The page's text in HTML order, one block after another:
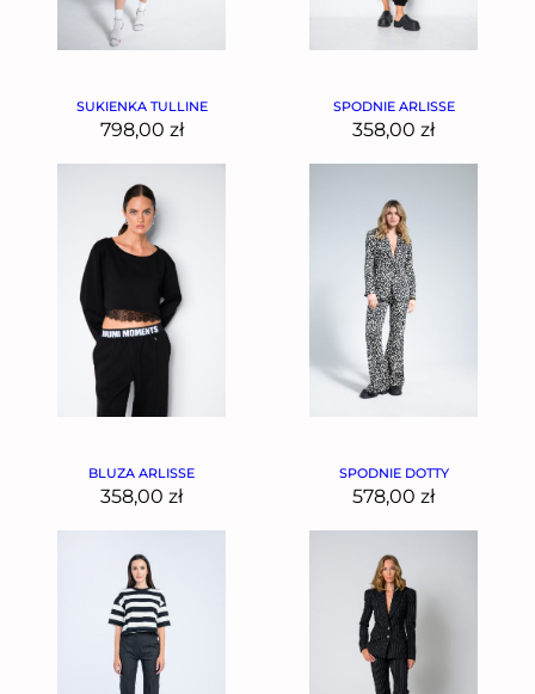
SUKIENKA TULLINE
798,00 zł
SPODNIE ARLISSE
358,00 zł
BLUZA ARLISSE
358,00 zł
SPODNIE DOTTY
578,00 zł